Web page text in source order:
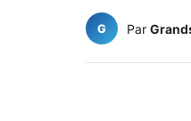
G Par